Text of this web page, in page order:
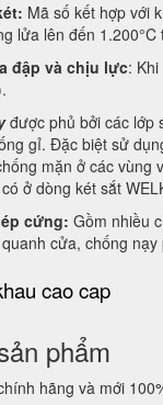
Mã số kết hợp với
lửa lên đến 1.200°C
đập và chịu lực:
được phủ bởi các lớp
gỉ. Đặc biệt sử
mặn ở các vùng
ở dòng két sắt
cứng: Gồm nhiều
cửa, chống nạy
phẩm
hãng và mới